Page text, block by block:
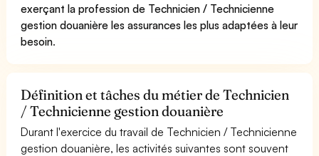
exerçant la profession de Technicien / Technicienne
gestion douanière les assurances les plus adaptées à leur
besoin.
Définition et tâches du métier de Technicien
/ Technicienne gestion douanière
Durant l'exercice du travail de Technicien / Technicienne
gestion douanière, les activités suivantes sont souvent